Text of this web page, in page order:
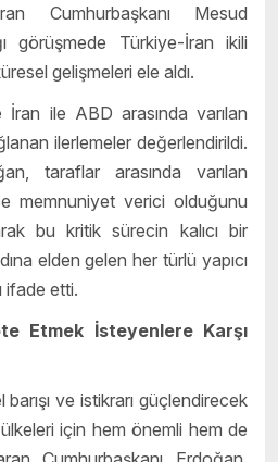
Cumhurbaşkanı Mesud
görüşmede Türkiye-İran ikili
gelişmeleri ele aldı.
ile ABD arasında varılan
ilerlemeler değerlendirildi.
taraflar arasında varılan
memnuniyet verici olduğunu
bu kritik sürecin kalıcı bir
elden gelen her türlü yapıcı
ifade etti.
Etmek İsteyenlere Karşı
ve istikrarı güçlendirecek
için hem önemli hem de